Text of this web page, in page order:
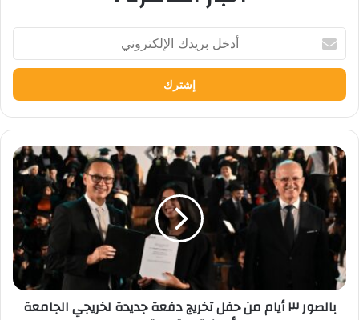
أدخل
بريدك
الإلكتروني
بالصور
أيام
من
حفل
تخريج
دفعة
جديدة
لخريجي
الجامعة
بالصور ٣ أيام من حفل تخريج دفعة جديدة لخريجي الجامعة